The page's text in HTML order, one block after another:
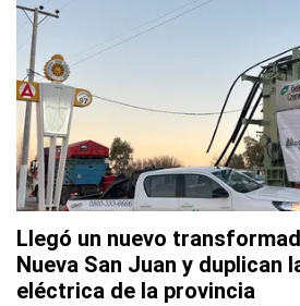
Llegó un nuevo
Nueva San Juan y duplican
eléctrica de la provincia